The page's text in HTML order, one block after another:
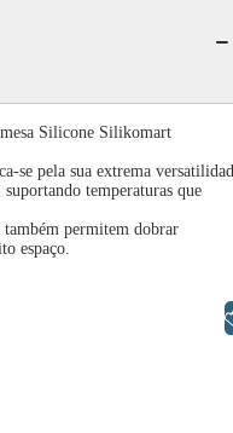
Silicone Silikomart
se pela sua extrema
temperaturas que
permitem dobrar
espaço.